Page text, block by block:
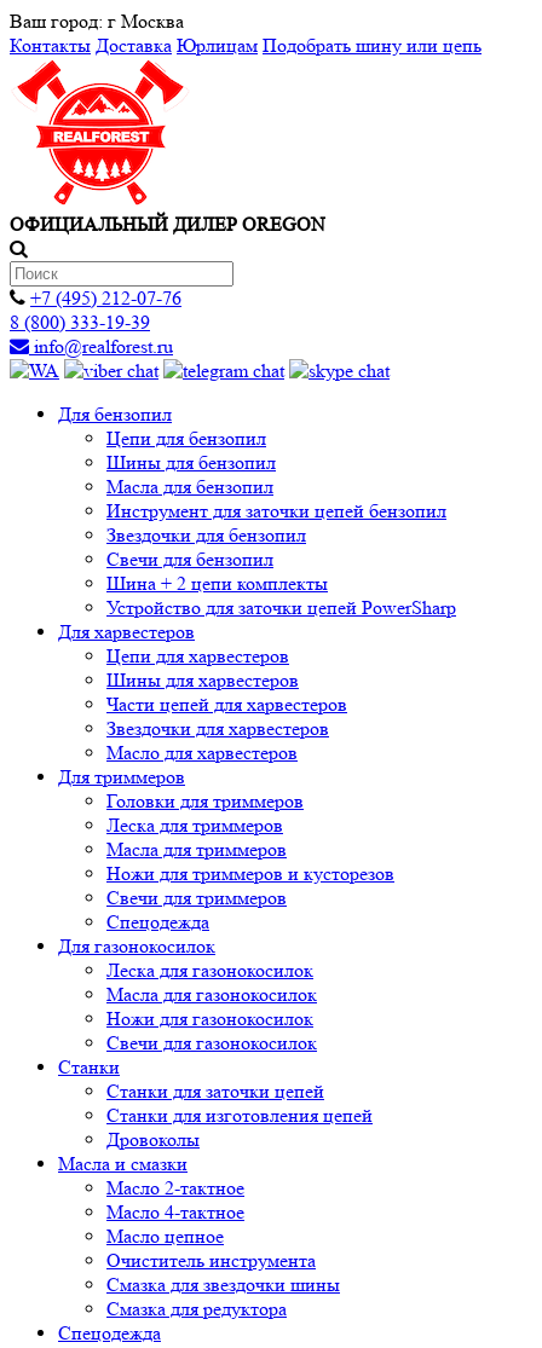
Ваш город: г Москва
Контакты Доставка Юрлицам Подобрать шину или цепь
ОФИЦИАЛЬНЫЙ ДИЛЕР OREGON
+7 (495) 212-07-76
8 (800) 333-19-39
info@realforest.ru
Для бензопил
Цепи для бензопил
Шины для бензопил
Масла для бензопил
Инструмент для заточки цепей бензопил
Звездочки для бензопил
Свечи для бензопил
Шина + 2 цепи комплекты
Устройство для заточки цепей PowerSharp
Для харвестеров
Цепи для харвестеров
Шины для харвестеров
Части цепей для харвестеров
Звездочки для харвестеров
Масло для харвестеров
Для триммеров
Головки для триммеров
Леска для триммеров
Масла для триммеров
Ножи для триммеров и кусторезов
Свечи для триммеров
Спецодежда
Для газонокосилок
Леска для газонокосилок
Масла для газонокосилок
Ножи для газонокосилок
Свечи для газонокосилок
Станки
Cтанки для заточки цепей
Станки для изготовления цепей
Дровоколы
Масла и смазки
Масло 2-тактное
Масло 4-тактное
Масло цепное
Очиститель инструмента
Смазка для звездочки шины
Смазка для редуктора
Спецодежда